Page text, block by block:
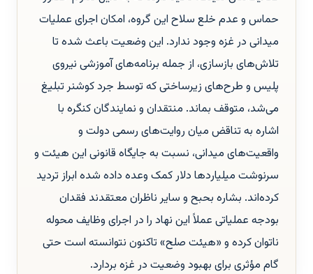
حماس و عدم خلع سلاح این گروه، امکان اجرای عملیات
میدانی در غزه وجود ندارد. این وضعیت باعث شده تا
تلاش‌های بازسازی، از جمله برنامه‌های آموزشی نیروی
پلیس و طرح‌های زیرساختی که توسط جرد کوشنر تبلیغ
می‌شد، متوقف بماند. منتقدان و نمایندگان کنگره با
اشاره به تناقض میان روایت‌های رسمی دولت و
واقعیت‌های میدانی، نسبت به جایگاه قانونی این هیئت و
سرنوشت میلیاردها دلار کمک وعده داده شده ابراز تردید
کرده‌اند. بشاره بحبح و سایر ناظران معتقدند فقدان
بودجه عملیاتی عملاً این نهاد را در اجرای وظایف محوله
ناتوان کرده و «هیئت صلح» تاکنون نتوانسته است حتی
گام مؤثری برای بهبود وضعیت در غزه بردارد.